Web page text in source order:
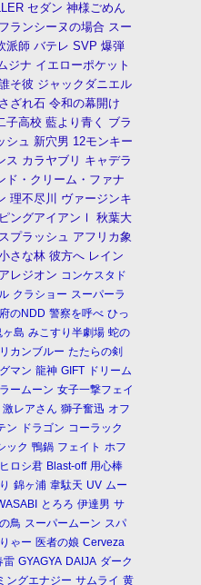
セダン 神様ごめん
フランシーヌの場合 スー
派師 バテレ SVP 爆弾
ジナ イエローポケット
そ彼 ジャックダニエル
さざれ石 令和の幕開け
子高校 藍より青く ブラ
シュ 新穴男 12モンキー
ス カラヤブリ キャデラ
ド・クリーム・ファナ
理不尽川
ヴァージンキ
ングアイアンⅠ
秋葉大
スプラッシュ アフリカ象
さな林 彼方へ レイン
アレジオン コンケスタド
クラショー スーパーラ
のNDD 警察を呼べ ひっ
ヶ島 みこすり半劇場 蛇の
カンブルー たたらの剣
マン 龍神 GIFT ドリーム
ームーン 女子一撃フェイ
激レアさん 獅子奮迅 オフ
ン ドラゴン コーラック
ック 鴨鍋 フェイト ホフ
ロシ君 Blast-off 用心棒
錦ヶ浦 韋駄天 UV ムー
とろろ 伊達男 サ
鳥 スーパームーン スパ
ゃー 医者の娘 Cerveza
雷 GYAGYA DAIJA ダーク
ングエナジー サムライ 黄